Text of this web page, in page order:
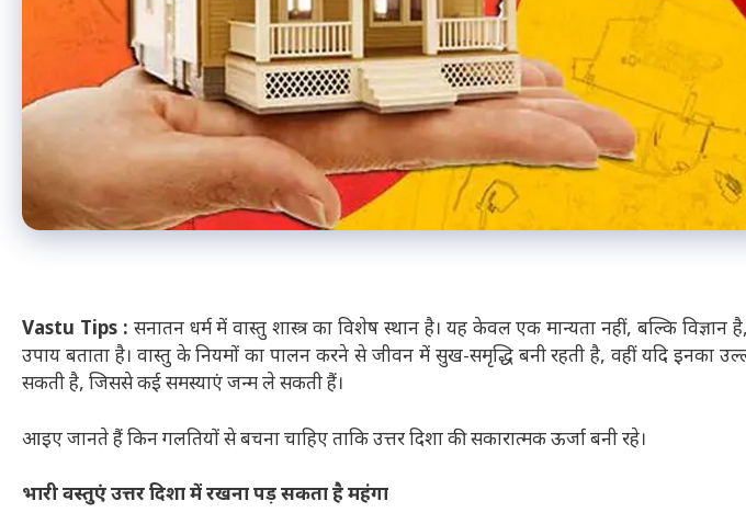
Vastu Tips : सनातन धर्म में वास्तु शास्त्र का विशेष स्थान है। यह केवल एक मान्यता नहीं, बल्कि
उपाय बताता है। वास्तु के नियमों का पालन करने से जीवन में सुख-समृद्धि बनी रहती है, वहीं यदि इनका
सकती है, जिससे कई समस्याएं जन्म ले सकती हैं।
आइए जानते हैं किन गलतियों से बचना चाहिए ताकि उत्तर दिशा की सकारात्मक ऊर्जा बनी रहे।
भारी वस्तुएं उत्तर दिशा में रखना पड़ सकता है महंगा